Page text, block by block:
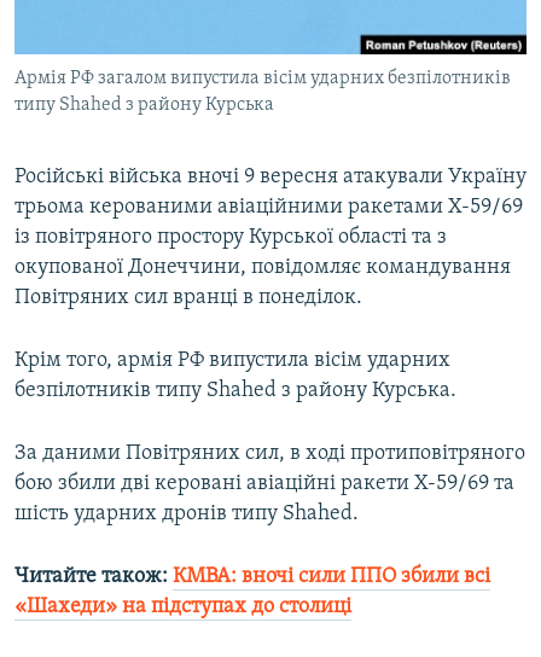
КРИМ РЕАЛІЇ
РУС
КТАТ
ДОЛУЧАЙСЯ!
Армія РФ загалом випустила вісім ударних безпілотників
типу Shahed з району Курська
Російські війська вночі 9 вересня атакували Україну
трьома керованими авіаційними ракетами Х-59/69
із повітряного простору Курської області та з
окупованої Донеччини, повідомляє командування
Повітряних сил вранці в понеділок.
Крім того, армія РФ випустила вісім ударних
безпілотників типу Shahed з району Курська.
За даними Повітряних сил, в ході протиповітряного
бою збили дві керовані авіаційні ракети Х-59/69 та
шість ударних дронів типу Shahed.
Читайте також: КМВА: вночі сили ППО збили всі
«Шахеди» на підступах до столиці